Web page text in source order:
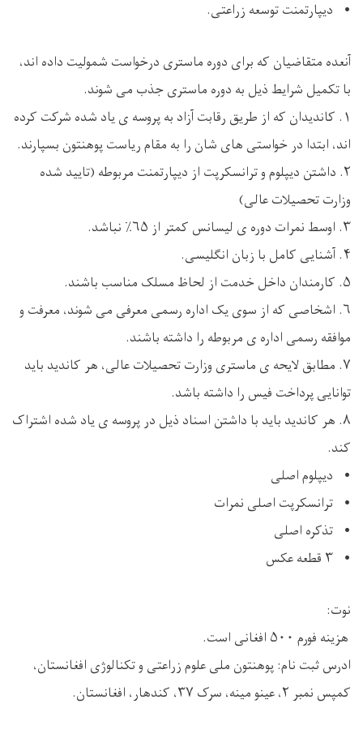
• ديپارتمنت توسعه زراعتی.
آنعده متقاضیان که برای دوره ماستری درخواست شمولیت داده اند،
با تکمیل شرایط ذیل به دوره ماستری جذب می شوند.
۱. کاندیدان که از طریق رقابت آزاد به پروسه ی یاد شده شرکت کرده
اند، ابتدا در خواستی های شان را به مقام ریاست پوهنتون بسپارند.
۲. داشتن دیپلوم و ترانسکرپت از دیپارتمنت مربوطه (تایید شده
وزارت تحصیلات عالی)
۳. اوسط نمرات دوره ی لیسانس کمتر از ۶۵٪ نباشد.
۴. آشنایی کامل با زبان انگلیسی.
۵. کارمندان داخل خدمت از لحاظ مسلک مناسب باشند.
۶. اشخاصی که از سوی یک اداره رسمی معرفی می شوند، معرفت و
موافقه رسمی اداره ی مربوطه را داشته باشند.
۷. مطابق لایحه ی ماستری وزارت تحصیلات عالی، هر کاندید باید
توانایی پرداخت فیس را داشته باشد.
۸. هر کاندید باید با داشتن اسناد ذیل در پروسه ی یاد شده اشتراک
کند.
• دیپلوم اصلی
• ترانسکرپت اصلی نمرات
• تذکره اصلی
• ۳ قطعه عکس
نوت:
هزینه فورم ۵۰۰ افغانی است.
ادرس ثبت نام: پوهنتون ملی علوم زراعتی و تکنالوژی افغانستان،
کمپس نمبر ٢، عینو مینه، سرک ٣٧، کندهار، افغانستان.